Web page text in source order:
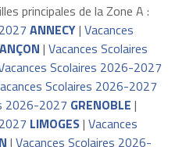
principales de la Zone A :
ANNECY| Vacances
| Vacances Scolaires
Scolaires 2026-2027
Scolaires 2026-2027
2026-2027 GRENOBLE |
LIMOGES| Vacances
| Vacances Scolaires 2026-